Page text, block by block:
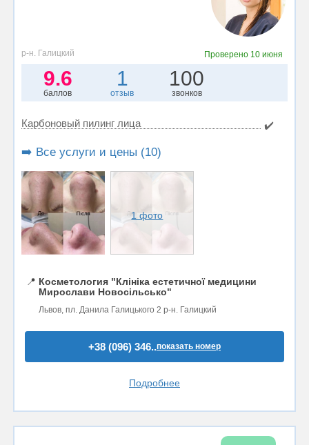
р-н. Галицкий Проверено 10 июня
9.6
баллов
1
отзыв
100
звонков
Карбоновый пилинг лица ✔️
➡️ Все услуги и цены (10)
1 фото
📍 Косметология "Клініка естетичної медицини
Мирослави Новосільсько"
Львов, пл. Данила Галицького 2 р-н. Галицкий
+38 (096) 346..показать номер
Подробнее